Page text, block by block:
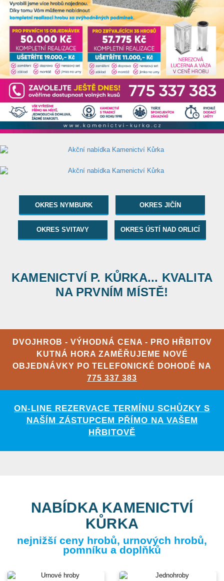
OKRES NYMBURK OKRES JIČÍN
OKRES SVITAVY OKRES ÚSTÍ NAD ORLICÍ
KAMENICTVÍ P. KŮRKA... KVALITA
NA PRVNÍM MÍSTĚ!
DVOJHROB - VÝHODNÁ CENA - PRO HŘBITOV
KUTNÁ HORA ZAMĚŘUJEME NOVÉ
OBJEDNÁVKY PO TELEFONICKÉ DOHODĚ NA
775 337 383
ON-LINE REZERVACE TERMÍNU SCHŮZKY S
NAŠÍM ZÁSTUPCEM PŘÍMO NA VAŠEM
HŘBITOVĚ
NABÍDKA KAMENICTVÍ
KŮRKA
nejnižší ceny hrobů, urnových hrobů,
pomníku a doplňků